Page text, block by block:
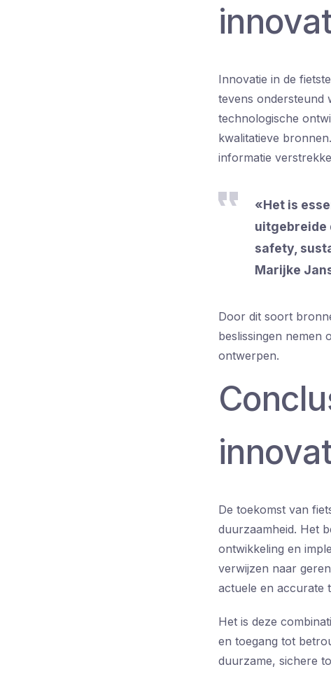
Innovatie in de
tevens ondersteund
technologische
kwalitatieve
informatie
«Het is
uitgebreide
safety,
Marijke
Door dit soort
beslissingen nemen
ontwerpen.
De toekomst van
duurzaamheid. Het
ontwikkeling en
verwijzen naar
actuele en accurate
Het is deze
en toegang tot
duurzame, sichere